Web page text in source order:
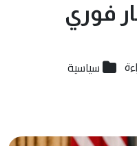
فوري
سياسية